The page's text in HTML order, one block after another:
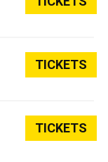
TICKETS
TICKETS